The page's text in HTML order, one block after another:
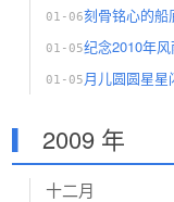
01-06刻骨铭心的
01-05纪念2010年
01-05 月儿圆圆星
2009 年
十二月